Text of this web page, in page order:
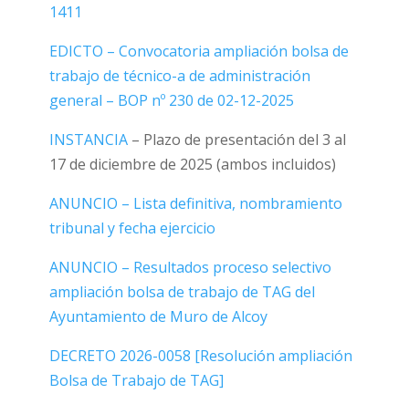
1411
EDICTO – Convocatoria ampliación bolsa de
trabajo de técnico-a de administración
general – BOP nº 230 de 02-12-2025
INSTANCIA – Plazo de presentación del 3 al
17 de diciembre de 2025 (ambos incluidos)
ANUNCIO – Lista definitiva, nombramiento
tribunal y fecha ejercicio
ANUNCIO – Resultados proceso selectivo
ampliación bolsa de trabajo de TAG del
Ayuntamiento de Muro de Alcoy
DECRETO 2026-0058 [Resolución ampliación
Bolsa de Trabajo de TAG]